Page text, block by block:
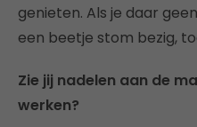
genieten. Als je daar
een beetje stom bezig,
Zie jij nadelen aan de
werken?